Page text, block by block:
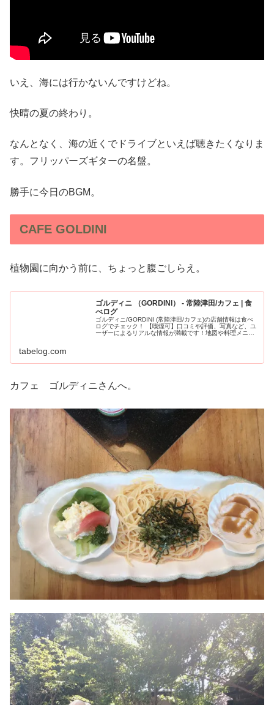
いえ、海には行かないんですけどね。
快晴の夏の終わり。
なんとなく、海の近くでドライブといえば聴きたくなりま
す。フリッパーズギターの名盤。
勝手に今日のBGM。
CAFE GOLDINI
植物園に向かう前に、ちょっと腹ごしらえ。
ゴルディニ （GORDINI） - 常陸津田/カフェ | 食
べログ
ゴルディニ/GORDINI (常陸津田/カフェ)の店舗情報は食べ
ログでチェック！ 【喫煙可】口コミや評価、写真など、ユ
ーザーによるリアルな情報が満載です！地図や料理メニュ
tabelog.com
カフェ ゴルディニさんへ。